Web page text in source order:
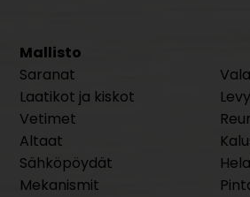
Mallisto
Saranat
Laatikot ja kiskot
Vetimet
Altaat
Sähköpöydät
Mekanismit